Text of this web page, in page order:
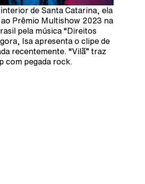
interior de Santa Catarina, ela
Prêmio Multishow 2023 na
pela música “Direitos
Isa apresenta o clipe de
recentemente. “Vilã” traz
com pegada rock.